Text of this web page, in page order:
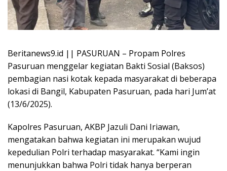
Beritanews9.id || PASURUAN – Propam Polres
Pasuruan menggelar kegiatan Bakti Sosial (Baksos)
pembagian nasi kotak kepada masyarakat di beberapa
lokasi di Bangil, Kabupaten Pasuruan, pada hari Jum’at
(13/6/2025).
Kapolres Pasuruan, AKBP Jazuli Dani Iriawan,
mengatakan bahwa kegiatan ini merupakan wujud
kepedulian Polri terhadap masyarakat. “Kami ingin
menunjukkan bahwa Polri tidak hanya berperan